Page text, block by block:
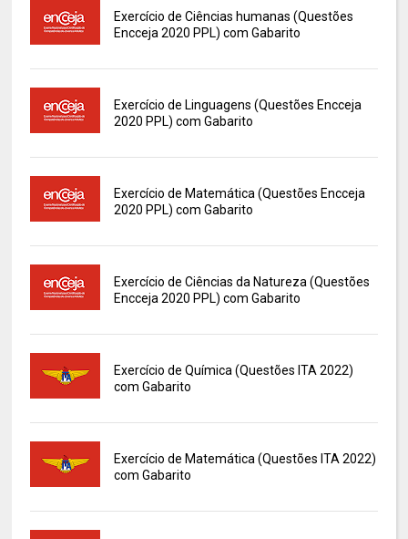
Exercício de Ciências humanas (Questões
Encceja 2020 PPL) com Gabarito
Exercício de Linguagens (Questões Encceja
2020 PPL) com Gabarito
Exercício de Matemática (Questões Encceja
2020 PPL) com Gabarito
Exercício de Ciências da Natureza (Questões
Encceja 2020 PPL) com Gabarito
Exercício de Química (Questões ITA 2022)
com Gabarito
Exercício de Matemática (Questões ITA 2022)
com Gabarito